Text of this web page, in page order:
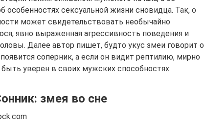
особенностях сексуальной жизни сновидца. Так, о
может свидетельствовать необычайно
явно выраженная агрессивность поведения и
Далее автор пишет, будто укус змеи говорит о
соперник, а если он видит рептилию, мирно
уверен в своих мужских способностях.
змея во сне